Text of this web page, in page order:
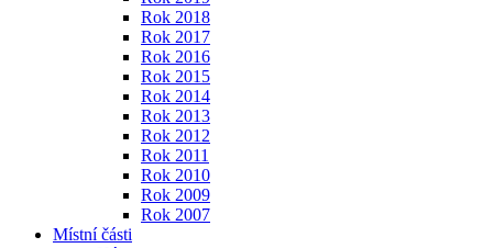
Rok 2018
Rok 2017
Rok 2016
Rok 2015
Rok 2014
Rok 2013
Rok 2012
Rok 2011
Rok 2010
Rok 2009
Rok 2007
Místní části